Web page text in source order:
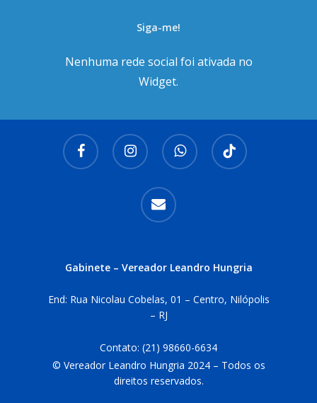
Siga-me!
Nenhuma rede social foi ativada no
Widget.
facebook instagram whatsapp tiktok
email
Gabinete – Vereador Leandro Hungria
End: Rua Nicolau Cobelas, 01 – Centro, Nilópolis
– RJ
Contato: (21) 98660-6634
© Vereador Leandro Hungria 2024 – Todos os
direitos reservados.